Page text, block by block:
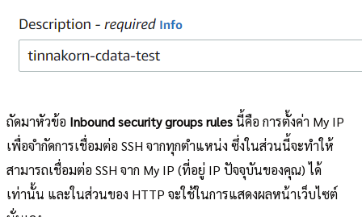
ถัดมาหัวข้อ Inbound security groups rulesนี้คือ การตั้งค่า My IP
เพื่อจำกัดการเชื่อมต่อ SSH จากทุกตำแหน่ง ซึ่งในส่วนนี้จะทำให้
สามารถเชื่อมต่อ SSH จาก My IP (ที่อยู่ IP ปัจจุบันของคุณ) ได้
เท่านั้น และในส่วนของ HTTP จะใช้ในการแสดงผลหน้าเว็บไซต์